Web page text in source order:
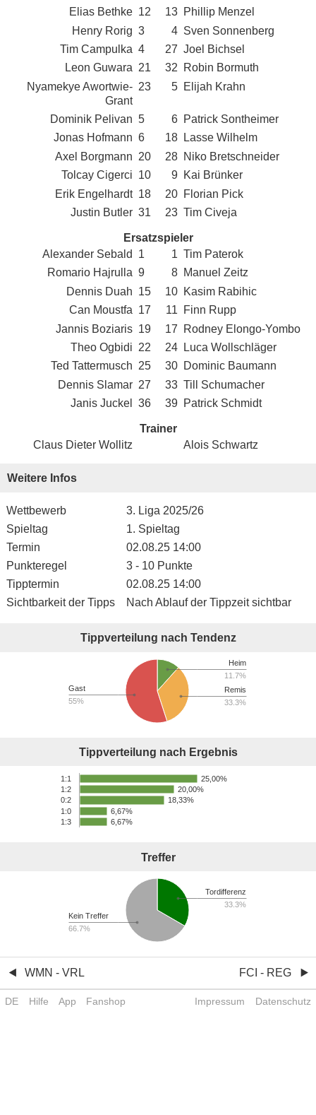
Elias Bethke 12 13 Phillip Menzel
Henry Rorig 3 4 Sven Sonnenberg
Tim Campulka 4 27 Joel Bichsel
Leon Guwara 21 32
Robin Bormuth
Nyamekye Awortwie-
Grant
23 5 Elijah Krahn
Dominik Pelivan 5 6 Patrick Sontheimer
Jonas Hofmann 6 18 Lasse Wilhelm
Axel Borgmann 20 28 Niko Bretschneider
Tolcay Cigerci 10 9 Kai Brünker
Erik Engelhardt 18 20 Florian Pick
Justin Butler 31 23 Tim Civeja
Ersatzspieler
Alexander Sebald
1 1 Tim Paterok
Romario Hajrulla 9 8 Manuel Zeitz
Dennis Duah 15 10 Kasim Rabihic
Can Moustfa 17 11
Finn Rupp
Jannis Boziaris 19 17
Rodney Elongo-Yombo
Theo Ogbidi 22 24
Luca Wollschläger
Ted Tattermusch 25 30 Dominic Baumann
Dennis Slamar 27 33 Till Schumacher
Janis Juckel
36 39 Patrick Schmidt
Trainer
Claus Dieter Wollitz
Alois Schwartz
Weitere Infos
Wettbewerb
3. Liga 2025/26
Spieltag
1. Spieltag
Termin
02.08.25 14:00
Punkteregel
3 - 10 Punkte
Tipptermin
02.08.25 14:00
Sichtbarkeit der Tipps
Nach Ablauf der Tippzeit sichtbar
Tippverteilung nach Tendenz
Heim
11.7%
Remis
33.3%
Gast
55%
Tippverteilung nach Ergebnis
1:1
1:2
0:2
1:0
1:3
25,00%
20,00%
18,33%
6,67%
6,67%
Treffer
Tordifferenz
33.3%
Kein Treffer
66.7%
WMN - VRL FCI - REG
DE Hilfe App Fanshop Impressum Datenschutz